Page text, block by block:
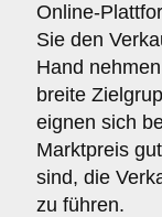
Online-
Sie den
Hand
breite
eignen sich
Marktpreis
sind, die
zu führen.